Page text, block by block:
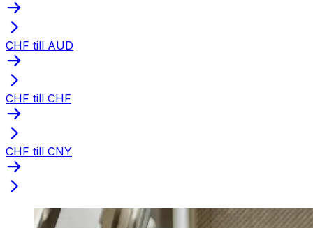
CHF till AUD
CHF till CHF
CHF till CNY